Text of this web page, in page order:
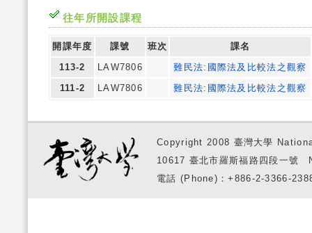
往年所開設課程
開課年度 課號 班次
課名
113-2
LAW7806
難民法:國際法及比較法之觀察
111-2
LAW7806 難民法:國際法及比較法之觀察
Copyright 2008 臺灣大學
10617 臺北市羅斯福路四段一
電話 (Phone)：+886-2-3366-